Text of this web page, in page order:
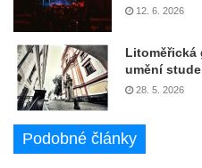
12. 6. 2026
Litoměřická
umění
28. 5. 2026
Podobné články